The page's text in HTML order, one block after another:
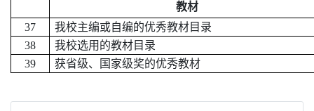
教材
37
我校主编或自编的优秀教材目录
38
我校选用的教材目录
39
获省级、国家级奖的优秀教材